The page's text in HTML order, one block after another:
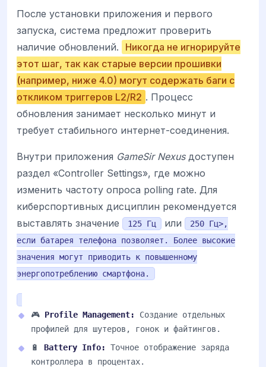
После установки приложения и первого
запуска, система предложит проверить
наличие обновлений.
Никогда не игнорируйте
этот шаг, так как старые версии прошивки
(например, ниже 4.0) могут содержать баги с
откликом триггеров L2/R2 . Процесс
обновления занимает несколько минут и
требует стабильного интернет-соединения.
Внутри приложения GameSir Nexusдоступен
раздел «Controller Settings», где можно
изменить частоту опроса polling rate. Для
киберспортивных дисциплин рекомендуется
выставлять значение
125 Гц или
250 Гц>,
если батарея телефона позволяет. Более высокие
значения могут приводить к повышенному
энергопотреблению смартфона.
🎮 Profile Management:
Создание отдельных
профилей для шутеров, гонок и файтингов.
🔋 Battery Info:
Точное отображение заряда
контроллера в процентах.